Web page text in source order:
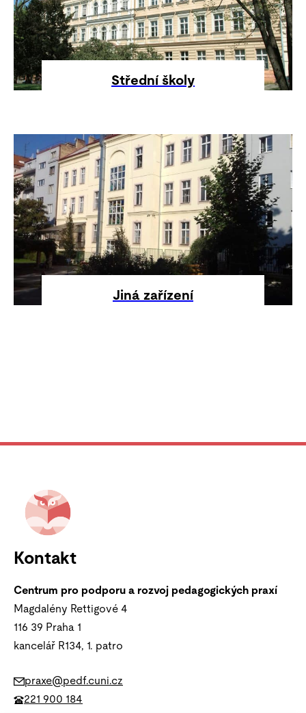
Střední školy
Jiná zařízení
Kontakt
Centrum pro podporu a rozvoj pedagogických praxí
Magdalény Rettigové 4
116 39 Praha 1
kancelář R134, 1. patro
praxe@pedf.cuni.cz
221 900 184